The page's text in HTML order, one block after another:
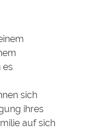
es
sich
ihres
auf sich